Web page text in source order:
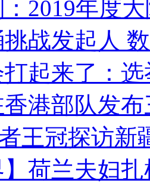
2019年度
战发起人
起来了：
港部队发
王冠探访新
】荷兰夫妇